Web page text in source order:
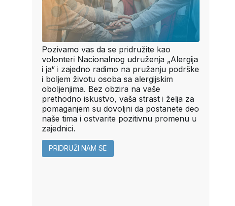
Pozivamo vas da se pridružite kao
volonteri Nacionalnog udruženja „Alergija
i ja“ i zajedno radimo na pružanju podrške
i boljem životu osoba sa alergijskim
oboljenjima. Bez obzira na vaše
prethodno iskustvo, vaša strast i želja za
pomaganjem su dovoljni da postanete deo
naše tima i ostvarite pozitivnu promenu u
zajednici.
PRIDRUŽI NAM SE